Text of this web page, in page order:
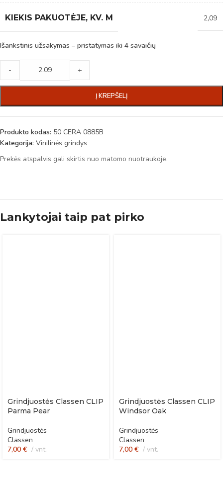
KIEKIS PAKUOTĖJE, KV. M 2,09
Išankstinis užsakymas – pristatymas iki 4 savaičių
- +
Į KREPŠELĮ
Produkto kodas: 50 CERA 0885B
Kategorija: Vinilinės grindys
Prekės atspalvis gali skirtis nuo matomo nuotraukoje.
Lankytojai taip pat pirko
Grindjuostės Classen CLIP
Parma Pear
Grindjuostės
Classen
7,00 € vnt.
Grindjuostės Classen CLIP
Windsor Oak
Grindjuostės
Classen
7,00 € vnt.